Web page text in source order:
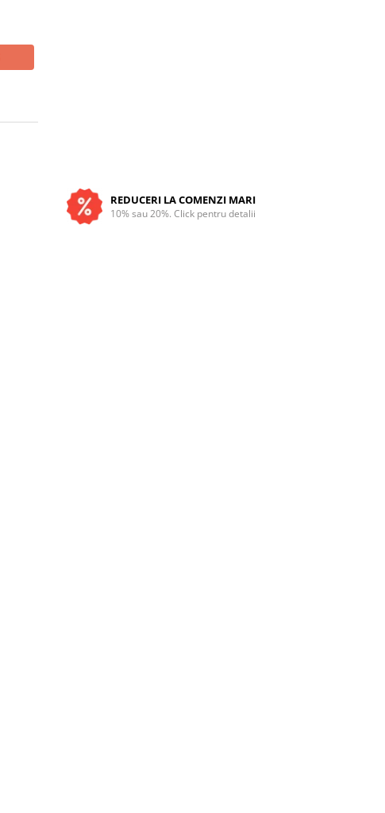
REDUCERI LA COMENZI MARI
10% sau 20%. Click pentru detalii